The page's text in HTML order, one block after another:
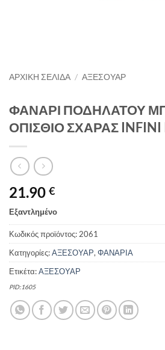
ΑΡΧΙΚΉ ΣΕΛΊΔΑ / ΑΞΕΣΟΥΑΡ
ΦΑΝΑΡΙ ΠΟΔΗΛΑΤΟΥ
ΟΠΙΣΘΙΟ ΣΧΑΡΑΣ INFINI
21.90 €
Εξαντλημένο
Κωδικός προϊόντος:2061
Κατηγορίες:ΑΞΕΣΟΥΑΡ,ΦΑΝΑΡΙΑ
Ετικέτα:ΑΞΕΣΟΥΑΡ
PID:1605